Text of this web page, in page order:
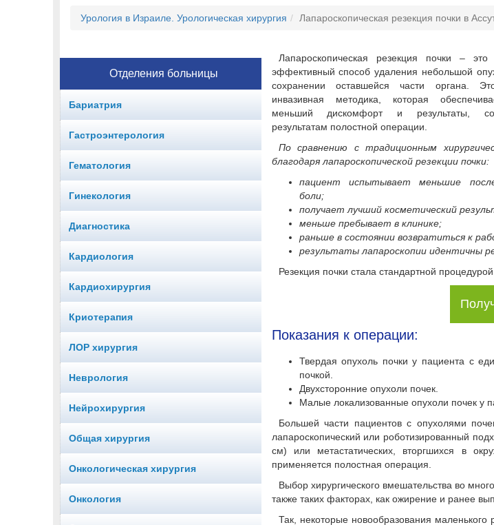
Урология в Израиле. Урологическая хирургия Лапароскопическая резекция почки в
Отделения больницы
Бариатрия
Гастроэнтерология
Гематология
Гинекология
Диагностика
Кардиология
Кардиохирургия
Криотерапия
ЛОР хирургия
Неврология
Нейрохирургия
Общая хирургия
Онкологическая хирургия
Онкология
Лапароскопическая резекция почки –
эффективный способ удаления небольшой
сохранении оставшейся части органа.
инвазивная методика, которая
меньший дискомфорт и результаты,
результатам полостной операции.
По сравнению с традиционным
благодаря лапароскопической резекции почки:
пациент испытывает меньшие
боли;
получает лучший косметический
меньше пребывает в клинике;
раньше в состоянии возвратиться к
результаты лапароскопии идентичны
Резекция почки стала стандартной
Показания к операции:
Твердая опухоль почки у пациента с
почкой.
Двухсторонние опухоли почек.
Малые локализованные опухоли почек у
Большей части пациентов с опухолями
лапароскопический или роботизированный
см) или метастатических, вторгшихся в
применяется полостная операция.
Выбор хирургического вмешательства во
также таких факторах, как ожирение и ранее
Так, некоторые новообразования